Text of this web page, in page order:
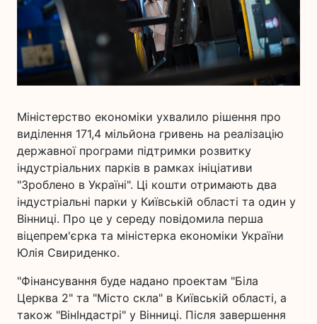
Міністерство економіки ухвалило рішення про
виділення 171,4 мільйона гривень на реалізацію
державної програми підтримки розвитку
індустріальних парків в рамках ініціативи
"Зроблено в Україні". Ці кошти отримають два
індустріальні парки у Київській області та один у
Вінниці. Про це у середу повідомила перша
віцепрем'єрка та міністерка економіки України
Юлія Свириденко.
"Фінансування буде надано проектам "Біла
Церква 2" та "Місто скла" в Київській області, а
також "ВінІндастрі" у Вінниці. Після завершення